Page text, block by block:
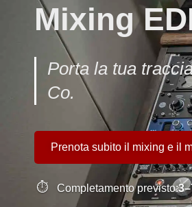
Mixing
Porta la tua
Co.
Prenota subito il mixing e il
Completamento previsto: